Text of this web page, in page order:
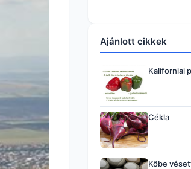
Ajánlott cikkek
Kaliforniai
Cékla
Kőbe